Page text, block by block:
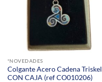
*NOVEDADES
Colgante Acero Cadena Triskel
CON CAJA (ref CO010206)